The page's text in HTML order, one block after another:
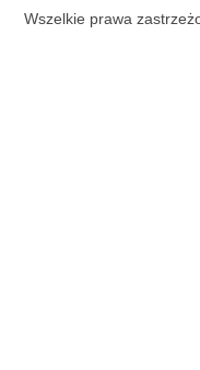
Wszelkie prawa